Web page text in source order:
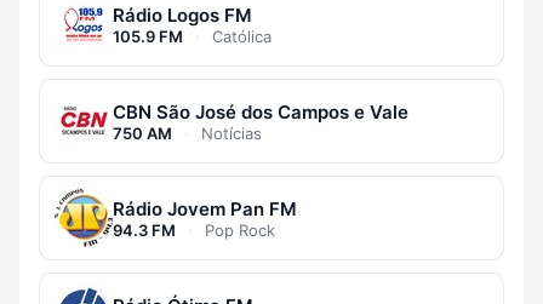
Rádio Logos FM
105.9 FM · Católica
CBN São José dos Campos e Vale
750 AM · Notícias
Rádio Jovem Pan FM
94.3 FM · Pop Rock